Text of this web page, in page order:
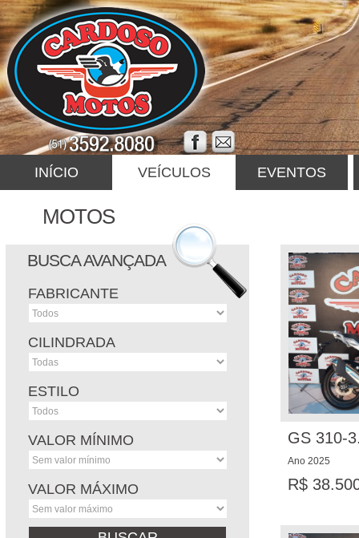
INÍCIO VEÍCULOS EVENTOS
MOTOS
BUSCA AVANÇADA
FABRICANTE
CILINDRADA
ESTILO
VALOR MÍNIMO
VALOR MÁXIMO
GS 310-
Ano 2025
R$